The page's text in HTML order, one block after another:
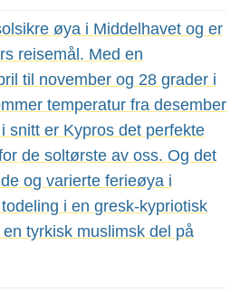
øya i Middelhavet og er
reisemål. Med en
til november og 28 grader i
temperatur fra desember
snitt er Kypros det perfekte
de soltørste av oss. Og det
og varierte ferieøya i
i en gresk-kypriotisk
tyrkisk muslimsk del på